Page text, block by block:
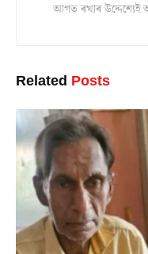
আগত ৰখাৰ উদ্দেশ্যেই
Related Posts